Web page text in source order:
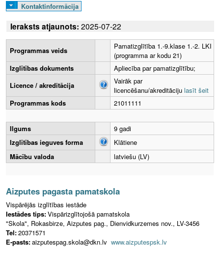
Kontaktinformācija
Ieraksts atjaunots: 2025-07-22
Programmas veids
Pamatizglītība 1.-9.klase 1.-2. LKI
(programma ar kodu 21)
Izglītības dokuments
Apliecība par pamatizglītību;
Licence / akreditācija
Vairāk par
licencēšanu/akreditāciju lasīt šeit
Programmas kods
21011111
Ilgums
9 gadi
Izglītības ieguves forma
Klātiene
Mācību valoda
latviešu (LV)
Aizputes pagasta pamatskola
Vispārējās izglītības iestāde
Iestādes tips:Vispārizglītojošā pamatskola
"Skola", Rokasbirze, Aizputes pag., Dienvidkurzemes nov., LV-3456
Tel:20371571
E-pasts:aizputespag.skola@dkn.lv www.aizputespsk.lv